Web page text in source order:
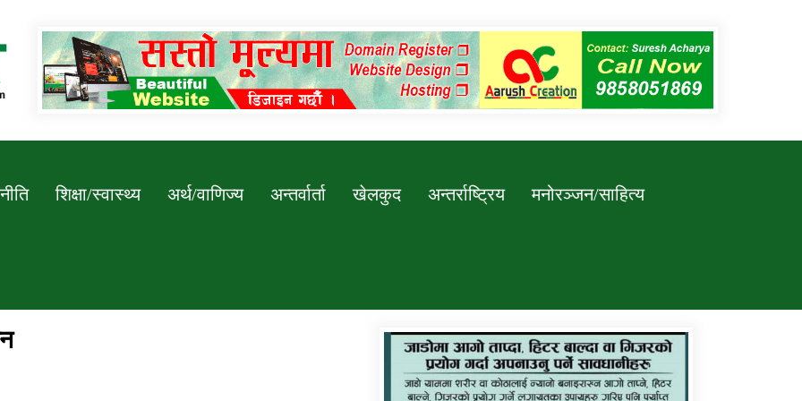
Newssarokar
शिक्षा/स्वास्थ्य अर्थ/वाणिज्य अन्तर्वार्ता खेलकुद अन्तर्राष्ट्रिय मनोरञ्जन/साहित्य
कर्णाली प्रविधि शिक्षालय जुम्लाको सुचना